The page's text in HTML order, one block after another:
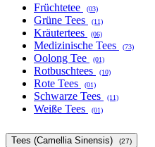
Früchtetee (03)
Grüne Tees (11)
Kräutertees (06)
Medizinische Tees (73)
Oolong Tee (01)
Rotbuschtees (10)
Rote Tees (01)
Schwarze Tees (11)
Weiße Tees (01)
Tees (Camellia Sinensis) (27)